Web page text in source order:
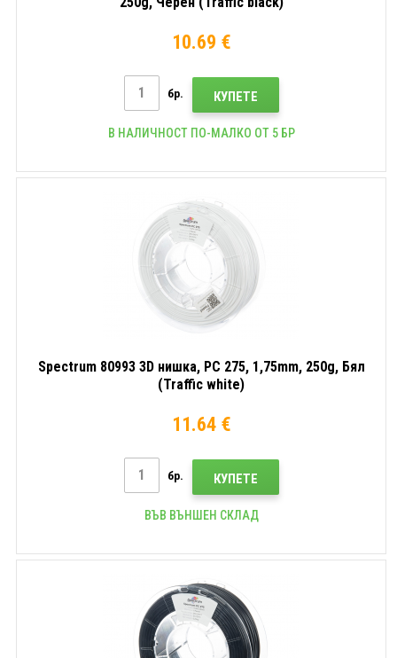
10.69 €
бр. КУПЕТЕ
В НАЛИЧНОСТ ПО-МАЛКО ОТ 5 БР
Spectrum 80993 3D нишка, PC 275, 1,75mm, 250g, Бял
(Traffic white)
11.64 €
бр. КУПЕТЕ
ВЪВ ВЪНШЕН СКЛАД